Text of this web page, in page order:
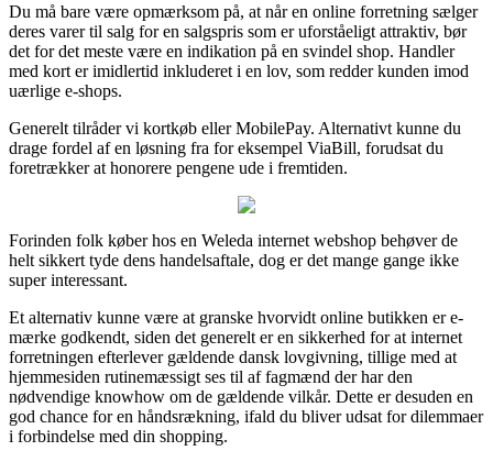
Du må bare være opmærksom på, at når en online forretning sælger
deres varer til salg for en salgspris som er uforståeligt attraktiv, bør
det for det meste være en indikation på en svindel shop. Handler
med kort er imidlertid inkluderet i en lov, som redder kunden imod
uærlige e-shops.
Generelt tilråder vi kortkøb eller MobilePay. Alternativt kunne du
drage fordel af en løsning fra for eksempel ViaBill, forudsat du
foretrækker at honorere pengene ude i fremtiden.
Forinden folk køber hos en Weleda internet webshop behøver de
helt sikkert tyde dens handelsaftale, dog er det mange gange ikke
super interessant.
Et alternativ kunne være at granske hvorvidt online butikken er e-
mærke godkendt, siden det generelt er en sikkerhed for at internet
forretningen efterlever gældende dansk lovgivning, tillige med at
hjemmesiden rutinemæssigt ses til af fagmænd der har den
nødvendige knowhow om de gældende vilkår. Dette er desuden en
god chance for en håndsrækning, ifald du bliver udsat for dilemmaer
i forbindelse med din shopping.